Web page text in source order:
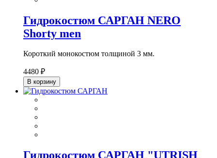
Гидрокостюм САРГАН NERO
Shorty men
Короткий монокостюм толщиной 3 мм.
4480 ₽
В корзину
Гидрокостюм САРГАН "UTRISH